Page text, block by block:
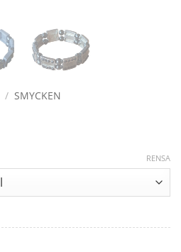
/ SMYCKEN
RENSA